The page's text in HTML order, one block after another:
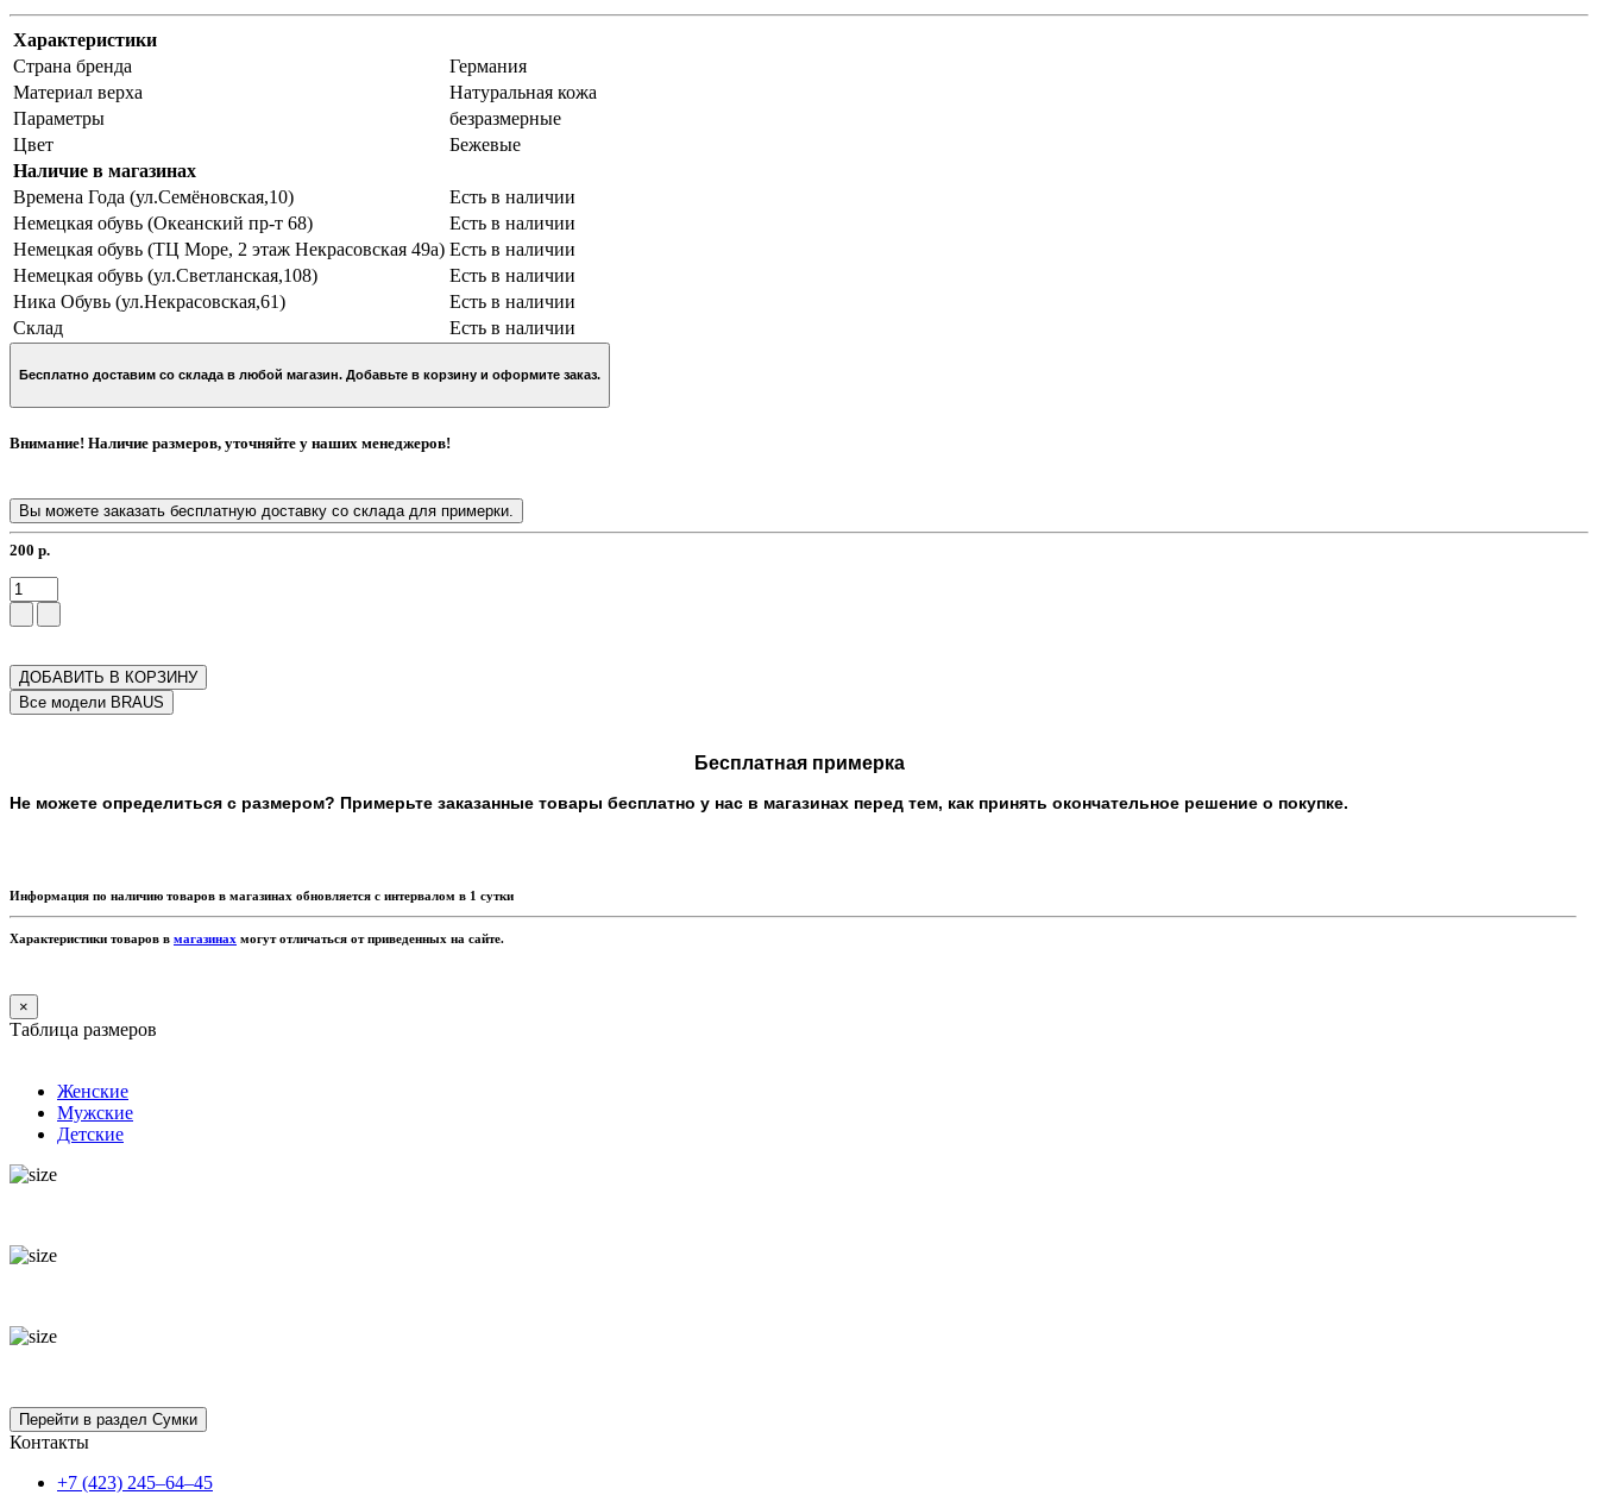
Характеристики
Страна бренда
Германия
Материал верха
Натуральная кожа
Параметры
безразмерные
Цвет
Бежевые
Наличие в магазинах
Времена Года (ул.Семёновская,10)
Есть в наличии
Немецкая обувь (Океанский пр-т 68)
Есть в наличии
Немецкая обувь (ТЦ Море, 2 этаж Некрасовская 49а) Есть в наличии
Немецкая обувь (ул.Светланская,108)
Есть в наличии
Ника Обувь (ул.Некрасовская,61)
Есть в наличии
Склад
Есть в наличии
Бесплатно доставим со склада в любой магазин. Добавьте в корзину и оформите заказ.
Внимание! Наличие размеров, уточняйте у наших менеджеров!
Вы можете заказать бесплатную доставку со склада для примерки.
200 р.
ДОБАВИТЬ В КОРЗИНУ
Бесплатная примерка
Не можете определиться с размером? Примерьте заказанные товары бесплатно у нас в магазинах перед тем, как принять окончательное решение о покупке.
Информация по наличию товаров в магазинах обновляется с интервалом в 1 сутки
Характеристики товаров в магазинах могут отличаться от приведенных на сайте.
×
Таблица размеров
Женские
Мужские
Детские
Контакты
+7 (423) 245–64–45